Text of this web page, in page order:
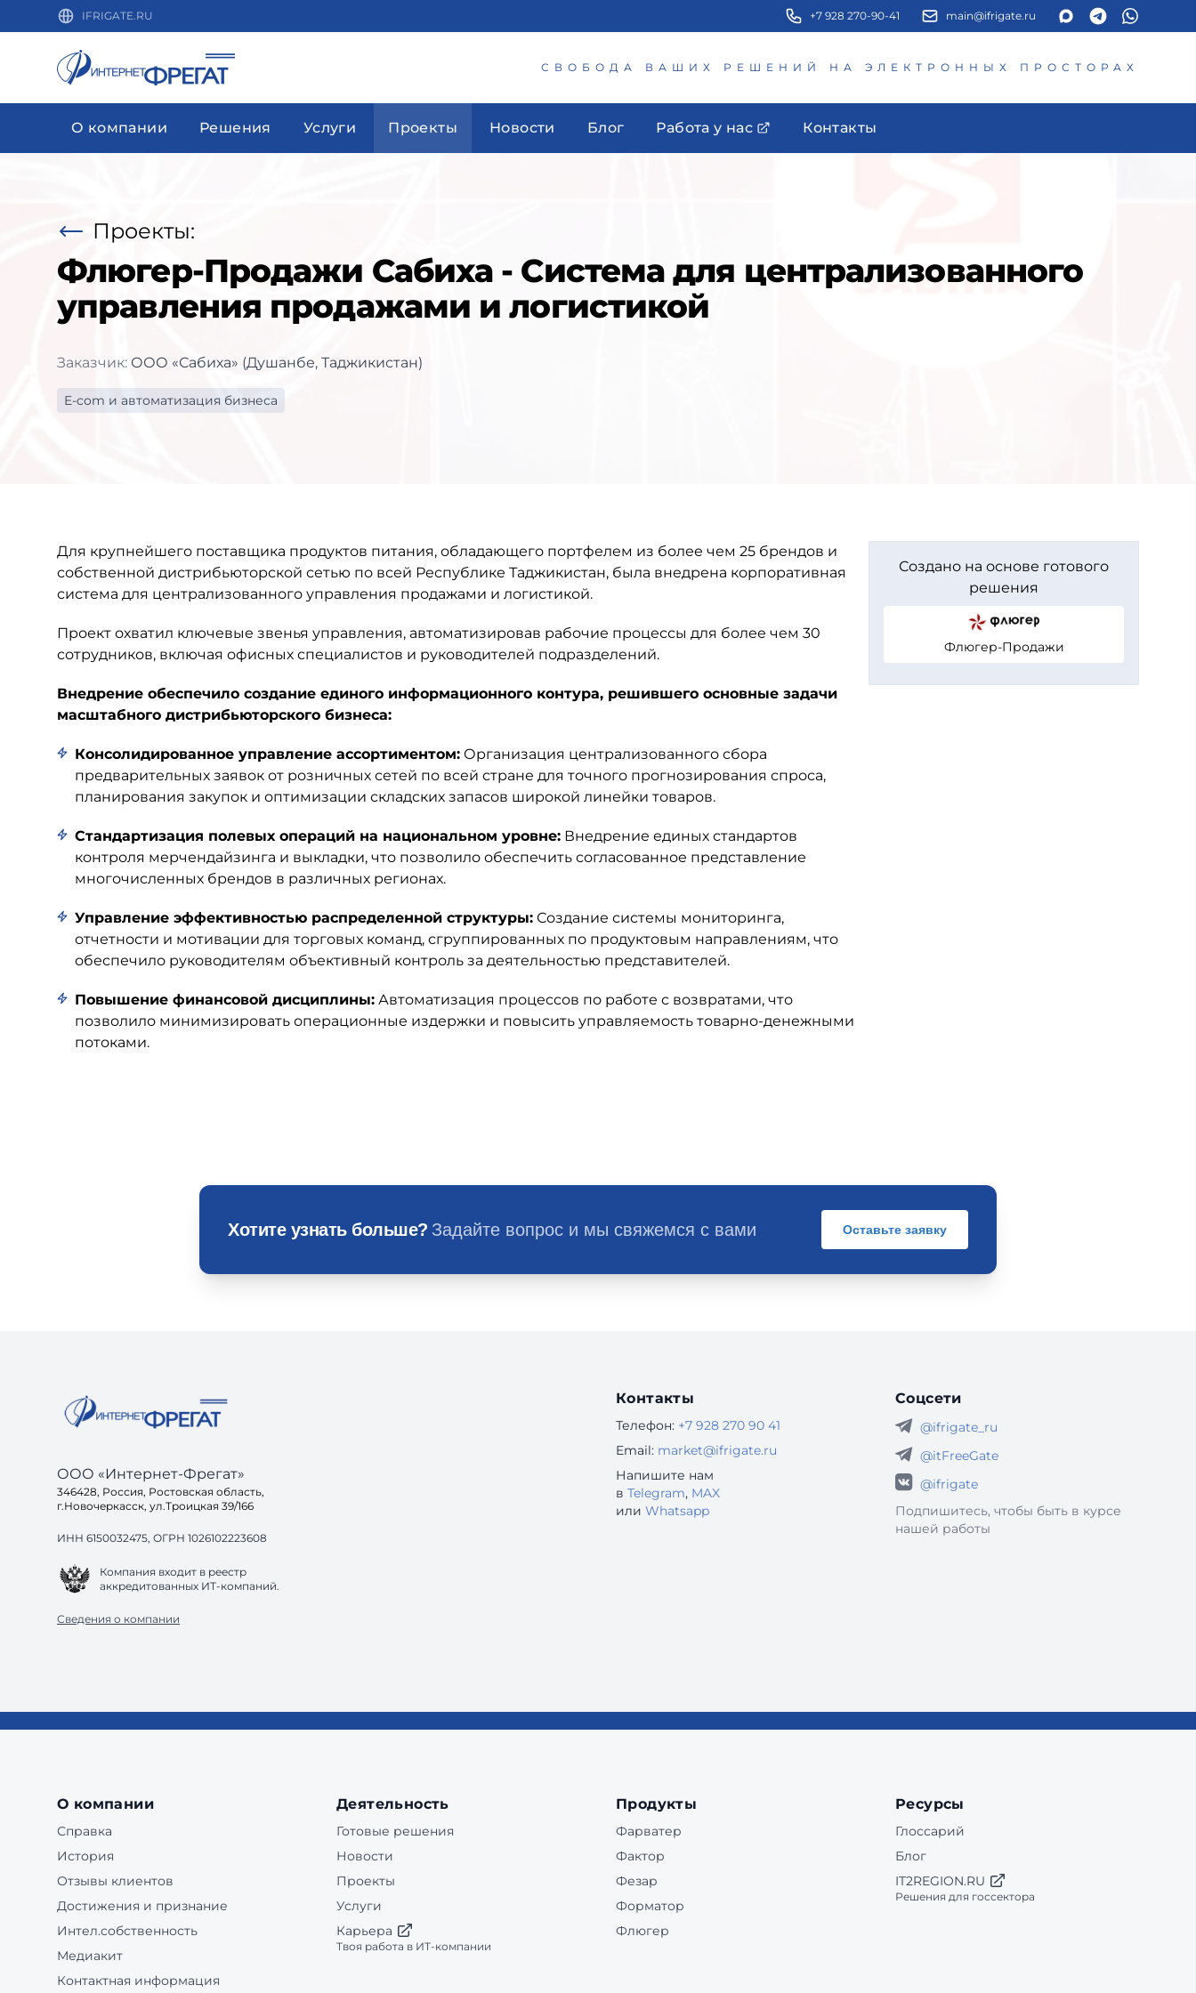
IFRIGATE.RU +7 928 270-90-41 main@ifrigate.ru
СВОБОДА ВАШИХ РЕШЕНИЙ НА ЭЛЕКТРОННЫХ ПРОСТОРАХ
О компании Решения Услуги Проекты Новости Блог Работа у нас Контакты
Проекты:
Флюгер-Продажи Сабиха - Система для централизованного
управления продажами и логистикой
Заказчик: ООО «Сабиха» (Душанбе, Таджикистан)
E-com и автоматизация бизнеса
Для крупнейшего поставщика продуктов питания, обладающего портфелем из более чем 25 брендов и
собственной дистрибьюторской сетью по всей Республике Таджикистан, была внедрена корпоративная
система для централизованного управления продажами и логистикой.
Проект охватил ключевые звенья управления, автоматизировав рабочие процессы для более чем 30
сотрудников, включая офисных специалистов и руководителей подразделений.
Внедрение обеспечило создание единого информационного контура, решившего основные задачи
масштабного дистрибьюторского бизнеса:
Консолидированное управление ассортиментом: Организация централизованного сбора
предварительных заявок от розничных сетей по всей стране для точного прогнозирования спроса,
планирования закупок и оптимизации складских запасов широкой линейки товаров.
Стандартизация полевых операций на национальном уровне: Внедрение единых стандартов
контроля мерчендайзинга и выкладки, что позволило обеспечить согласованное представление
многочисленных брендов в различных регионах.
Управление эффективностью распределенной структуры: Создание системы мониторинга,
отчетности и мотивации для торговых команд, сгруппированных по продуктовым направлениям, что
обеспечило руководителям объективный контроль за деятельностью представителей.
Повышение финансовой дисциплины: Автоматизация процессов по работе с возвратами, что
позволило минимизировать операционные издержки и повысить управляемость товарно-денежными
потоками.
Создано на основе готового
решения
Флюгер-Продажи
Хотите узнать больше? Задайте вопрос и мы свяжемся с вами Оставьте заявку
ООО «Интернет-Фрегат»
346428, Россия, Ростовская область,
г.Новочеркасск, ул.Троицкая 39/166
ИНН 6150032475, ОГРН 1026102223608
Компания входит в реестр
аккредитованных ИТ-компаний.
Сведения о компании
Контакты
Телефон: +7 928 270 90 41
Email: market@ifrigate.ru
Напишите нам
в Telegram, MAX
или Whatsapp
Соцсети
@ifrigate_ru
@itFreeGate
@ifrigate
Подпишитесь, чтобы быть в курсе
нашей работы
О компании
Справка
История
Отзывы клиентов
Достижения и признание
Интел.собственность
Медиакит
Контактная информация
Деятельность
Готовые решения
Новости
Проекты
Услуги
Карьера
Твоя работа в ИТ-компании
Продукты
Фарватер
Фактор
Фезар
Форматор
Флюгер
Ресурсы
Глоссарий
Блог
IT2REGION.RU
Решения для госсектора